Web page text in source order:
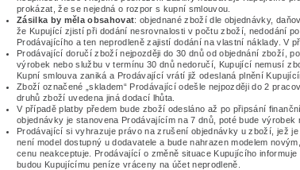
prokázat, že se nejedná o rozpor s kupní smlouvou.
Zásilka by měla obsahovat: objednané zboží dle objednávky,
že Kupující zjistí při dodání nesrovnalosti v počtu zboží, nedodání
Prodávajícího a ten neprodleně zajistí dodání na vlastní náklady. V
Prodávající doručí zboží nejpozději do 30 dnů od objednání zboží,
výrobek nebo službu v termínu 30 dnů nedoručí, Kupující nemusí
Kupní smlouva zaniká a Prodávající vrátí již odeslaná plnění
Zboží označené „skladem“ Prodávající odešle nejpozději do 2
druhů zboží uvedena jiná dodací lhůta.
V případě platby předem bude zboží odesláno až po připsání
objednávky je stanovena Prodávajícím na 7 dnů, poté bude výrobek
Prodávající si vyhrazuje právo na zrušení objednávky u zboží, jež je
není model dostupný u dodavatele a bude nahrazen modelem
cenu neakceptuje. Prodávající o změně situace Kupujícího
budou Kupujícímu peníze vráceny na účet neprodleně.